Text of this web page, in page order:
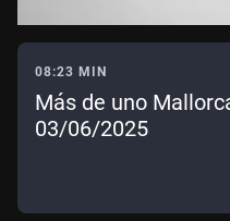
08:23 MIN
Más de uno
03/06/2025